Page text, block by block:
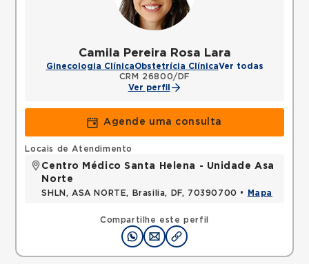
Camila Pereira Rosa Lara
Ginecologia ClínicaObstetrícia ClínicaVer todas
CRM 26800/DF
Ver perfil
Agende uma consulta
Compartilhe este perfil
Locais de Atendimento
Centro Médico Santa Helena - Unidade Asa
Norte
SHLN, ASA NORTE, Brasilia, DF, 70390700 • Mapa